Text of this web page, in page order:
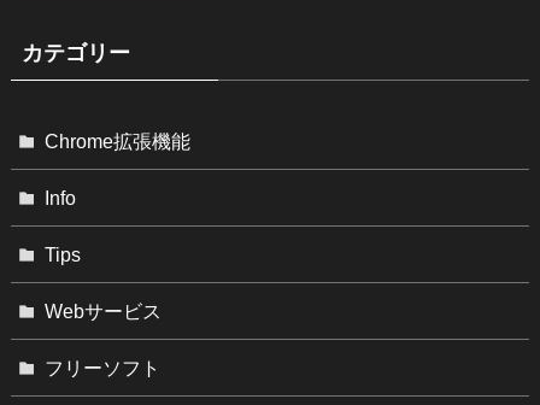
カテゴリー
Chrome拡張機能
Info
Tips
Webサービス
フリーソフト